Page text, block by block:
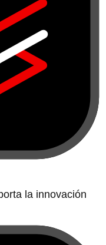
la innovación